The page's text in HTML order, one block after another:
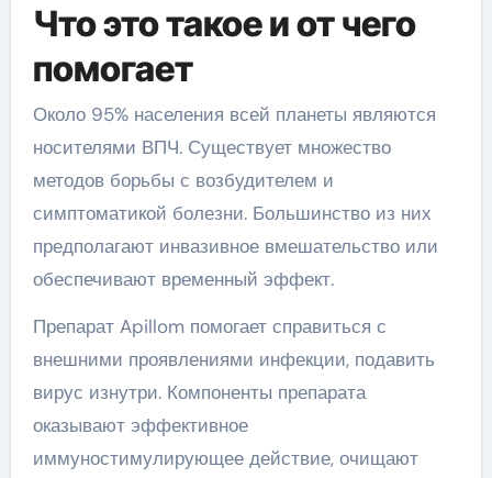
Что это такое и от чего
помогает
Около 95% населения всей планеты являются
носителями ВПЧ. Существует множество
методов борьбы с возбудителем и
симптоматикой болезни. Большинство из них
предполагают инвазивное вмешательство или
обеспечивают временный эффект.
Препарат Apillom помогает справиться с
внешними проявлениями инфекции, подавить
вирус изнутри. Компоненты препарата
оказывают эффективное
иммуностимулирующее действие, очищают